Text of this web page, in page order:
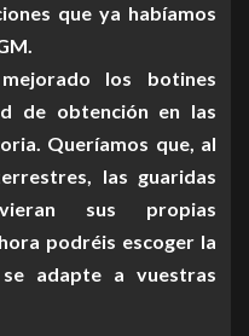
que ya habíamos
los botines
de obtención en las
Queríamos que, al
las guaridas
sus propias
podréis escoger la
adapte a vuestras